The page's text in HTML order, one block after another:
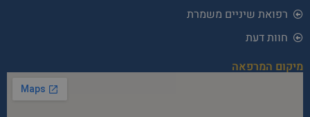
רפואת שיניים משמרת
חוות דעת
מיקום המרפאה